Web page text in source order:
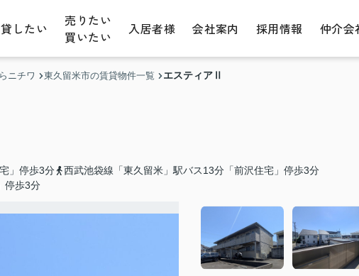
貸したい
売りたい
買いたい
入居者様 会社案内 採用情報 仲介会
ニチワ 東久留米市の賃貸物件一覧 エスティアⅡ
」停歩3分
西武池袋線「東久留米」駅バス13分「前沢住宅」停歩3分
停歩3分